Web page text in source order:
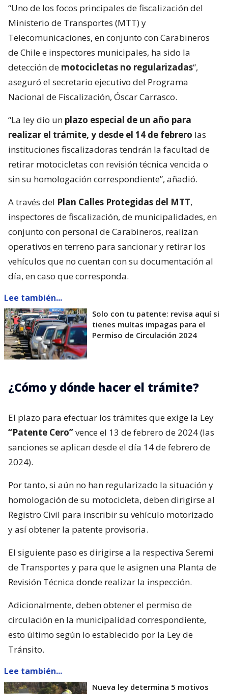
“Uno de los focos principales de fiscalización del
Ministerio de Transportes (MTT) y
Telecomunicaciones, en conjunto con Carabineros
de Chile e inspectores municipales, ha sido la
detección de motocicletas no regularizadas“,
aseguró el secretario ejecutivo del Programa
Nacional de Fiscalización, Óscar Carrasco.
“La ley dio un plazo especial de un año para
realizar el trámite, y desde el 14 de febrero las
instituciones fiscalizadoras tendrán la facultad de
retirar motocicletas con revisión técnica vencida o
sin su homologación correspondiente”, añadió.
A través del Plan Calles Protegidas del MTT,
inspectores de fiscalización, de municipalidades, en
conjunto con personal de Carabineros, realizan
operativos en terreno para sancionar y retirar los
vehículos que no cuentan con su documentación al
día, en caso que corresponda.
Lee también...
Solo con tu patente: revisa aquí si
tienes multas impagas para el
Permiso de Circulación 2024
¿Cómo y dónde hacer el trámite?
El plazo para efectuar los trámites que exige la Ley
“Patente Cero”vence el 13 de febrero de 2024 (las
sanciones se aplican desde el día 14 de febrero de
2024).
Por tanto, si aún no han regularizado la situación y
homologación de su motocicleta, deben dirigirse al
Registro Civil para inscribir su vehículo motorizado
y así obtener la patente provisoria.
El siguiente paso es dirigirse a la respectiva Seremi
de Transportes y para que le asignen una Planta de
Revisión Técnica donde realizar la inspección.
Adicionalmente, deben obtener el permiso de
circulación en la municipalidad correspondiente,
esto último según lo establecido por la Ley de
Tránsito.
Lee también...
Nueva ley determina 5 motivos